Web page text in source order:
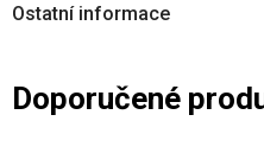
Ostatní informace
Doporučené